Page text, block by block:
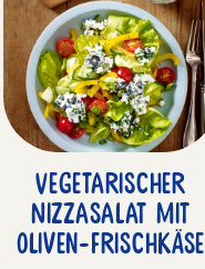
Vegetarischer
Nizzasalat mit
Oliven-Frischkäse